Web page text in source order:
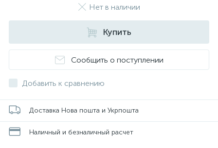
Нет в наличии
Купить
Сообщить о поступлении
Добавить к сравнению
Доставка Нова пошта и Укрпошта
Наличный и безналичный расчет